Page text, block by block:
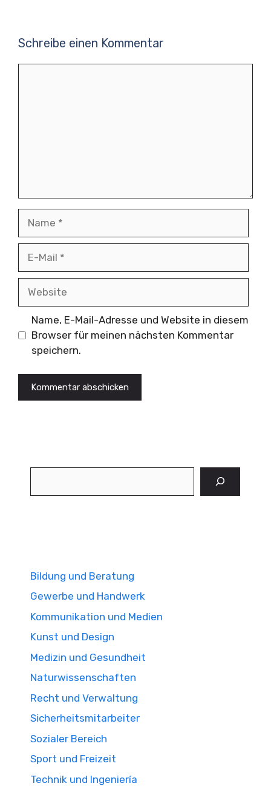
Schreibe einen Kommentar
Name, E-Mail-Adresse und Website in diesem
Browser für meinen nächsten Kommentar
speichern.
Bildung und Beratung
Gewerbe und Handwerk
Kommunikation und Medien
Kunst und Design
Medizin und Gesundheit
Naturwissenschaften
Recht und Verwaltung
Sicherheitsmitarbeiter
Sozialer Bereich
Sport und Freizeit
Technik und Ingeniería